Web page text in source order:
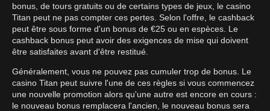
bonus, de tours gratuits ou de certains types de jeux, le casino
Titan peut ne pas compter ces pertes. Selon l'offre, le cashback
peut être sous forme d'un bonus de €25 ou en espèces. Le
cashback bonus peut avoir des exigences de mise qui doivent
être satisfaites avant d'être restitué.
Généralement, vous ne pouvez pas cumuler trop de bonus. Le
casino Titan peut suivre l'une de ces règles si vous commencez
une nouvelle promotion alors qu'une autre est encore en cours :
le nouveau bonus remplacera l'ancien, le nouveau bonus sera